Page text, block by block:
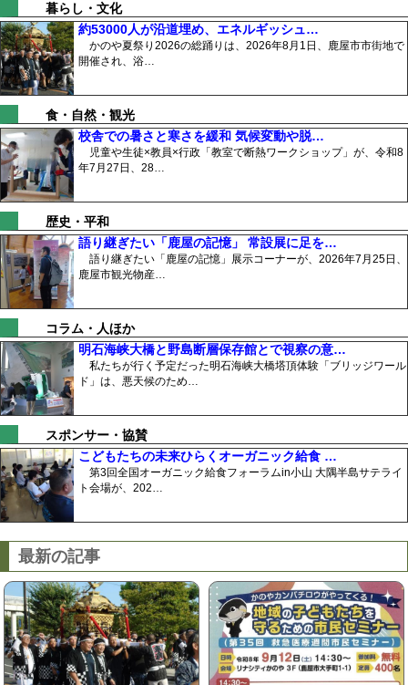
暮らし・文化
約53000人が沿道埋め、エネルギッシュ…
かのや夏祭り2026の総踊りは、2026年8月1日、鹿屋市市街地で
開催され、浴…
食・自然・観光
校舎での暑さと寒さを緩和 気候変動や脱…
児童や生徒×教員×行政「教室で断熱ワークショップ」が、令和8
年7月27日、28…
歴史・平和
語り継ぎたい「鹿屋の記憶」 常設展に足を…
語り継ぎたい「鹿屋の記憶」展示コーナーが、2026年7月25日、
鹿屋市観光物産…
コラム・人ほか
明石海峡大橋と野島断層保存館とで視察の意…
私たちが行く予定だった明石海峡大橋塔頂体験「ブリッジワール
ド」は、悪天候のため…
スポンサー・協賛
こどもたちの未来ひらくオーガニック給食 …
第3回全国オーガニック給食フォーラムin小山 大隅半島サテライ
ト会場が、202…
最新の記事